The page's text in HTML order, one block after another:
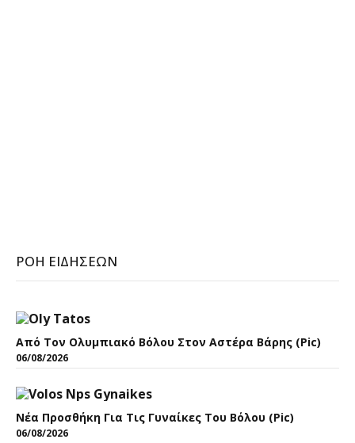
ΡΟΉ ΕΙΔΉΣΕΩΝ
Από Τον Ολυμπιακό Βόλου Στον Αστέρα Βάρης (pic)
06/08/2026
Νέα Προσθήκη Για Τις Γυναίκες Του Βόλου (pic)
06/08/2026